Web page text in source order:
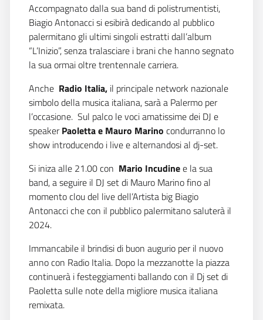
Accompagnato dalla sua band di polistrumentisti,
Biagio Antonacci si esibirà dedicando al pubblico
palermitano gli ultimi singoli estratti dall’album
“L’Inizio”, senza tralasciare i brani che hanno segnato
la sua ormai oltre trentennale carriera.
Anche Radio Italia, il principale network nazionale
simbolo della musica italiana, sarà a Palermo per
l’occasione. Sul palco le voci amatissime dei DJ e
speakerPaoletta e Mauro Marino condurranno lo
show introducendo i live e alternandosi al dj-set.
Si iniza alle 21.00 con Mario Incudinee la sua
band, a seguire il DJ set di Mauro Marino fino al
momento clou del live dell’Artista big Biagio
Antonacci che con il pubblico palermitano saluterà il
2024.
Immancabile il brindisi di buon augurio per il nuovo
anno con Radio Italia. Dopo la mezzanotte la piazza
continuerà i festeggiamenti ballando con il Dj set di
Paoletta sulle note della migliore musica italiana
remixata.